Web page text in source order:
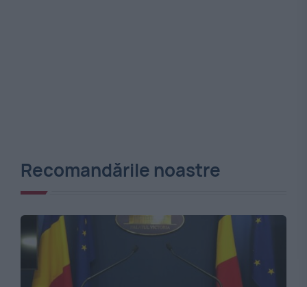
Recomandările noastre